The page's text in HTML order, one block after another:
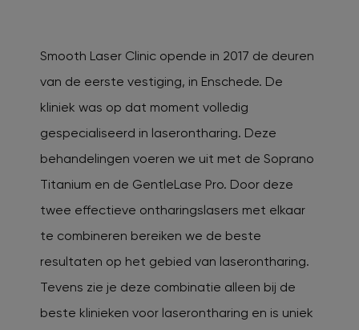
Smooth Laser Clinic opende in 2017 de deuren
van de eerste vestiging, in Enschede. De
kliniek was op dat moment volledig
gespecialiseerd in laserontharing. Deze
behandelingen voeren we uit met de Soprano
Titanium en de GentleLase Pro. Door deze
twee effectieve ontharingslasers met elkaar
te combineren bereiken we de beste
resultaten op het gebied van laserontharing.
Tevens zie je deze combinatie alleen bij de
beste klinieken voor laserontharing en is uniek
Ervaringen
Veelgestelde vragen
Ontstaansgeschiedenis
Bij jou in de buurt